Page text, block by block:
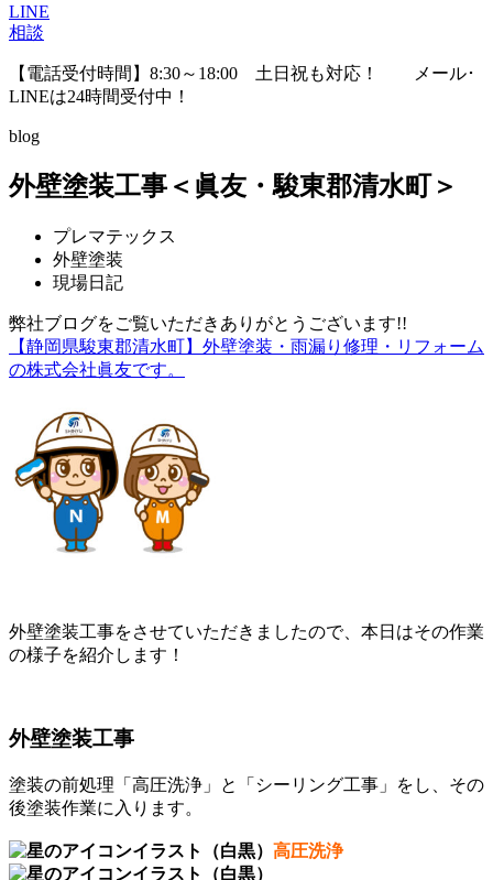
LINE
相談
【電話受付時間】8:30～18:00 土日祝も対応！
メール･
LINEは24時間受付中！
blog
外壁塗装工事＜眞友・駿東郡清水町＞
プレマテックス
外壁塗装
現場日記
弊社ブログをご覧いただきありがとうございます!!
【静岡県駿東郡清水町】外壁塗装・雨漏り修理・リフォーム
の株式会社眞友です。
外壁塗装工事をさせていただきましたので、本日はその作業
の様子を紹介します！
外壁塗装工事
塗装の前処理「高圧洗浄」と「シーリング工事」をし、その
後塗装作業に入ります。
高圧洗浄